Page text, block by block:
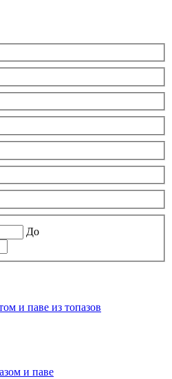
До
и паве из топазов
и паве